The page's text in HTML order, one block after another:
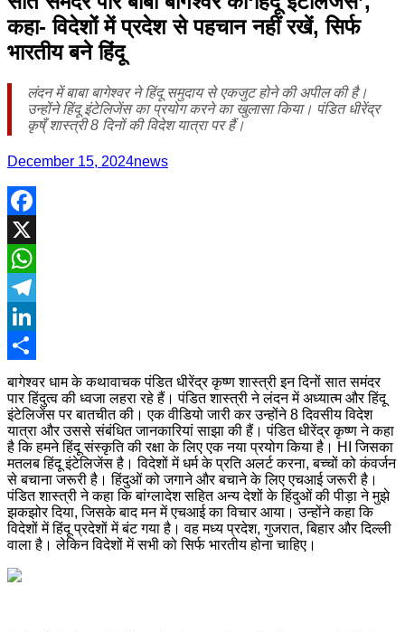
कहा- विदेशों में प्रदेश से पहचान नहीं रखें, सिर्फ
भारतीय बने हिंदू
लंदन में बाबा बागेश्वर ने हिंदू समुदाय से एकजुट होने की अपील की है।
उन्होंने हिंदू इंटेलिजेंस का प्रयोग करने का खुलासा किया। पंडित धीरेंद्र
कृष्ँ शास्त्री 8 दिनों की विदेश यात्रा पर हैं।
December 15, 2024news
Facebook
X
WhatsApp
Telegram
LinkedIn
Share
बागेश्वर धाम के कथावाचक पंडित धीरेंद्र कृष्ण शास्त्री इन दिनों सात समंदर
पार हिंदुत्व की ध्वजा लहरा रहे हैं। पंडित शास्त्री ने लंदन में अध्यात्म और हिंदू
इंटेलिजेंस पर बातचीत की। एक वीडियो जारी कर उन्होंने 8 दिवसीय विदेश
यात्रा और उससे संबंधित जानकारियां साझा की हैं। पंडित धीरेंद्र कृष्ण ने कहा
है कि हमने हिंदू संस्कृति की रक्षा के लिए एक नया प्रयोग किया है। HI जिसका
मतलब हिंदू इंटेलिजेंस है। विदेशों में धर्म के प्रति अलर्ट करना, बच्चों को कंवर्जन
से बचाना जरूरी है। हिंदुओं को जगाने और बचाने के लिए एचआई जरूरी है।
पंडित शास्त्री ने कहा कि बांग्लादेश सहित अन्य देशों के हिंदुओं की पीड़ा ने मुझे
झकझोर दिया, जिसके बाद मन में एचआई का विचार आया। उन्होंने कहा कि
विदेशों में हिंदू प्रदेशों में बंट गया है। वह मध्य प्रदेश, गुजरात, बिहार और दिल्ली
वाला है। लेकिन विदेशों में सभी को सिर्फ भारतीय होना चाहिए।